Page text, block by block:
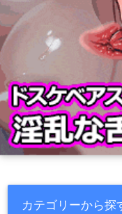
カテゴリーから探